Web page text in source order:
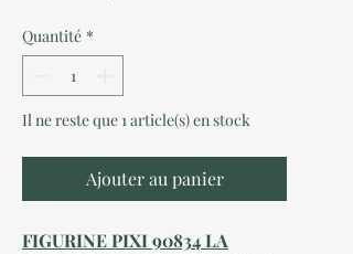
Quantité *
Il ne reste que 1 article(s) en stock
Ajouter au panier
FIGURINE PIXI 90834 LA